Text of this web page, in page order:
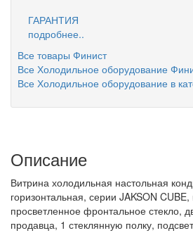
ГАРАНТИЯ
подробнее..
Все товары Финист
Все Холодильное оборудование
Все Холодильное оборудование в
Описание
Витрина холодильная настольная
горизонтальная, серии JAKSON
просветленное фронтальное стекло,
продавца, 1 стеклянную полку,